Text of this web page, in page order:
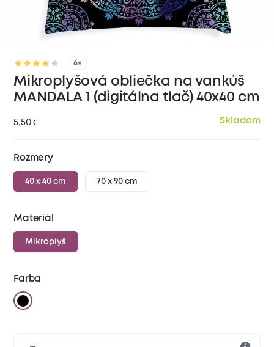
6×
Mikroplyšová obliečka na vankúš
MANDALA 1 (digitálna tlač) 40x40 cm
5,50€ Skladom
Rozmery
40 x 40 cm 70 x 90 cm
Materiál
Mikroplyš
Farba